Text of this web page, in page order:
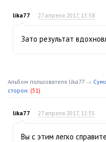
lika77 27 апреля 2017, 13:58
Зато результат
Альбом пользователя lika77→
сторон. (51)
lika77 27 апреля 2017, 13:55
Вы с этим легко